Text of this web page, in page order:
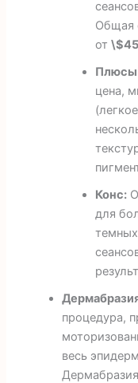
Общая
от
цена,
Конс:
для
темных
процедура,
весь